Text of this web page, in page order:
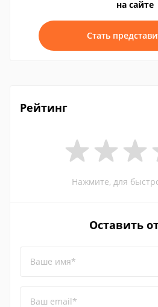
на сайте
Стать
Рейтинг
Нажмите, для
Оставить
Ваше имя*
Ваш email*